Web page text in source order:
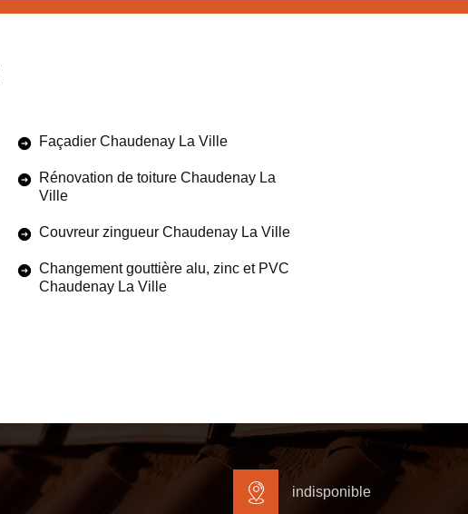
Façadier Chaudenay La Ville
Rénovation de toiture Chaudenay La
Ville
Couvreur zingueur Chaudenay La Ville
Changement gouttière alu, zinc et PVC
Chaudenay La Ville
indisponible